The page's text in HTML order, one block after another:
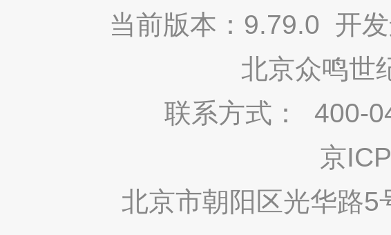
当前版本：9.79.0 开
北京众鸣世
联系方式： 400-
京
北京市朝阳区光华路